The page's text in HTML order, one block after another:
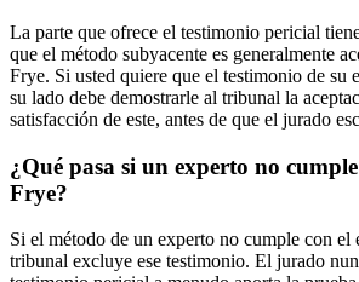
La parte que ofrece el testimonio pericial
que el método subyacente es generalmente
Frye. Si usted quiere que el testimonio de su
su lado debe demostrarle al tribunal la
satisfacción de este, antes de que el jurado
¿Qué pasa si un experto no
Frye?
Si el método de un experto no cumple con el
tribunal excluye ese testimonio. El jurado